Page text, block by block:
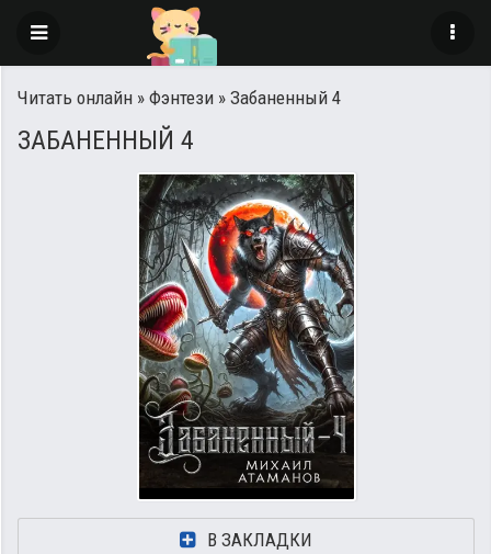
Читать онлайн » Фэнтези » Забаненный 4
ЗАБАНЕННЫЙ 4
В ЗАКЛАДКИ